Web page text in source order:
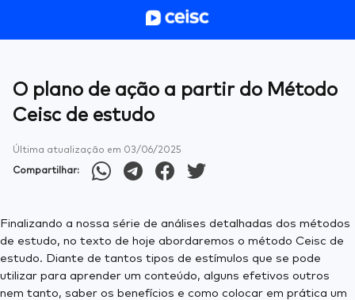
O plano de ação a partir do Método
Ceisc de estudo
Última atualização em 03/06/2025
Compartilhar:
Finalizando a nossa série de análises detalhadas dos métodos
de estudo, no texto de hoje abordaremos o método Ceisc de
estudo. Diante de tantos tipos de estímulos que se pode
utilizar para aprender um conteúdo, alguns efetivos outros
nem tanto, saber os benefícios e como colocar em prática um